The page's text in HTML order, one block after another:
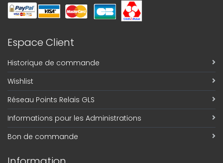
Espace Client
Historique de commande
Wishlist
Réseau Points Relais GLS
Informations pour les Administrations
Bon de commande